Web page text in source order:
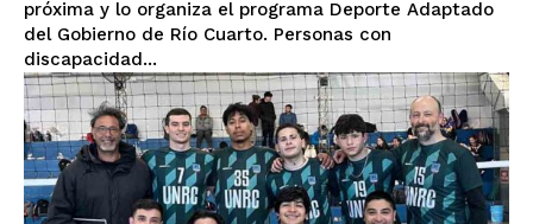
próxima y lo organiza el programa Deporte Adaptado
del Gobierno de Río Cuarto. Personas con
discapacidad...